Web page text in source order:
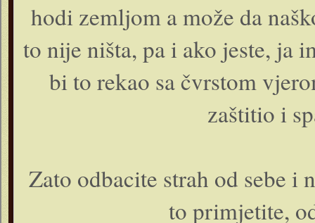
hodi zemljom a može da
to nije ništa, pa i ako jeste, ja
bi to rekao sa čvrstom
zaštitio i
Zato odbacite strah od sebe i
to primjetite,